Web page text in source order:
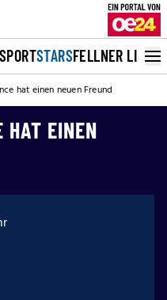
SPORTSTARSFELLNER LIVE
hat einen neuen Freund
HAT EINEN